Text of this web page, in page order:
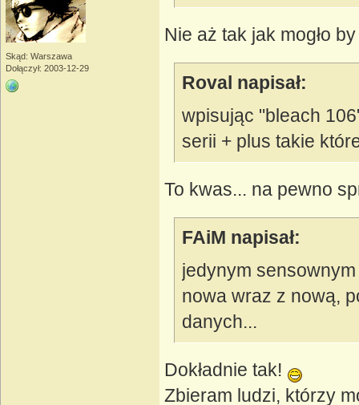
Skąd: Warszawa
Dołączył: 2003-12-29
Nie aż tak jak mogło
Roval napisał:
wpisując "bleach
serii + plus takie
To kwas... na pewno
FAiM napisał:
jedynym
nowa wraz z nową,
danych...
Dokładnie tak!
Zbieram ludzi, którzy